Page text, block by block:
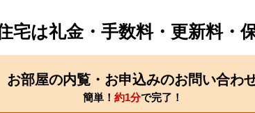
宅は礼金・手数料・更新料・
お部屋の内覧・お申込みのお問い合わ
簡単！ 約1分で完了！